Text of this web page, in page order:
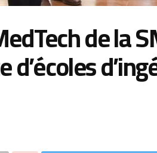
de la
d’écoles